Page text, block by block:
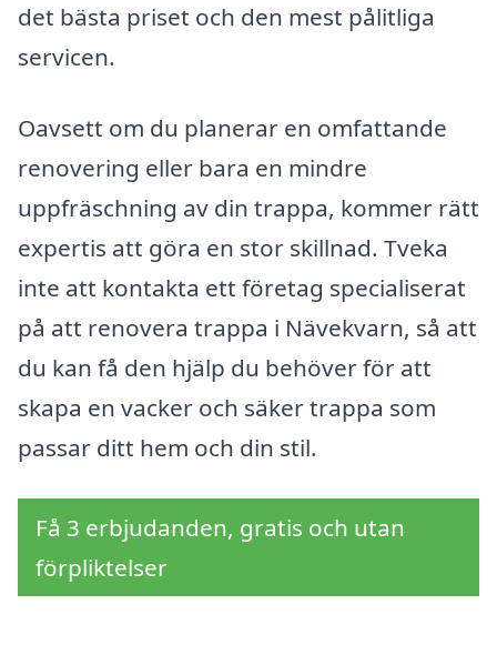
det bästa priset och den mest pålitliga
servicen.
Oavsett om du planerar en omfattande
renovering eller bara en mindre
uppfräschning av din trappa, kommer rätt
expertis att göra en stor skillnad. Tveka
inte att kontakta ett företag specialiserat
på att renovera trappa i Nävekvarn, så att
du kan få den hjälp du behöver för att
skapa en vacker och säker trappa som
passar ditt hem och din stil.
Få 3 erbjudanden, gratis och utan
förpliktelser